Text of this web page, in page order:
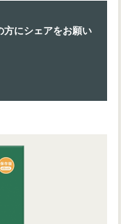
方にシェアをお願い